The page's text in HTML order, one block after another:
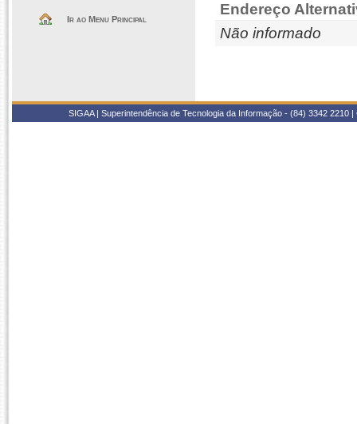
Ir ao Menu Principal
Endereço
Não informado
SIGAA | Superintendência de Tecnologia da Informação - (84) 3342